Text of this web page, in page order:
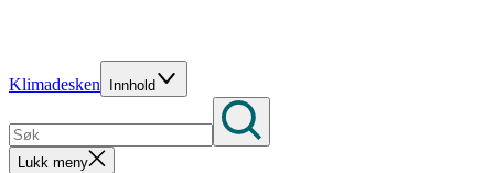
Klimadesken Innhold
Lukk meny